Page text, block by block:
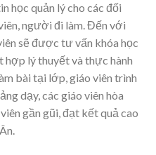
học quản lý cho các đối
người đi làm. Đến với
sẽ được tư vấn khóa học
lý thuyết và thực hành
bài tại lớp, giáo viên trình
dạy, các giáo viên hòa
gần gũi, đạt kết quả cao